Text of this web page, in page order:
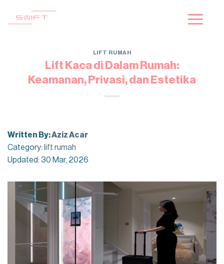
LIFT RUMAH
Lift Kaca di Dalam Rumah:
Keamanan, Privasi, dan Estetika
Written By:Aziz Acar
Category: lift rumah
Updated: 30 Mar, 2026